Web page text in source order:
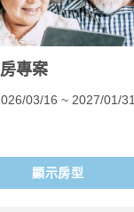
專案
03/16 ~ 2027/01/31
顯示房型